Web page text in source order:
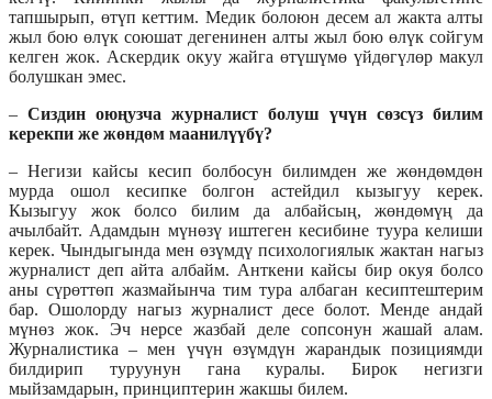
тапшырып, өтүп кеттим. Медик болоюн десем ал жакта алты
жыл бою өлүк союшат дегенинен алты жыл бою өлүк сойгум
келген жок. Аскердик окуу жайга өтүшүмө үйдөгүлөр макул
болушкан эмес.
– Сиздин оюңузча журналист болуш үчүн сөзсүз билим
керекпи же жөндөм маанилүүбү?
– Негизи кайсы кесип болбосун билимден же жөндөмдөн
мурда ошол кесипке болгон астейдил кызыгуу керек.
Кызыгуу жок болсо билим да албайсың, жөндөмүң да
ачылбайт. Адамдын мүнөзү иштеген кесибине туура келиши
керек. Чындыгында мен өзүмдү психологиялык жактан нагыз
журналист деп айта албайм. Анткени кайсы бир окуя болсо
аны сүрөттөп жазмайынча тим тура албаган кесиптештерим
бар. Ошолорду нагыз журналист десе болот. Менде андай
мүнөз жок. Эч нерсе жазбай деле сопсонун жашай алам.
Журналистика – мен үчүн өзүмдүн жарандык позициямди
билдирип туруунун гана куралы. Бирок негизги
мыйзамдарын, принциптерин жакшы билем.